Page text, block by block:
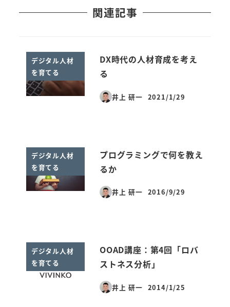
関連記事
デジタル人材
を育てる
DX時代の人材育成を考え
る
井上 研一
投稿日
2021/1/29
デジタル人材
を育てる
プログラミングで何を教え
るか
井上 研一
投稿日
2016/9/29
デジタル人材
を育てる
OOAD講座：第4回「ロバ
ストネス分析」
井上 研一
投稿日
2014/1/25